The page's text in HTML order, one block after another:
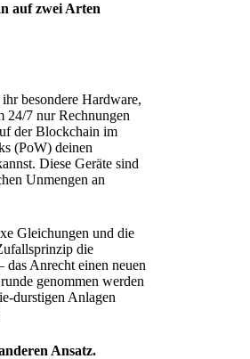
auf zwei Arten
besondere Hardware,
24/7 nur Rechnungen
der Blockchain im
(PoW) deinen
Diese Geräte sind
Unmengen an
Gleichungen und die
die
das Anrecht einen neuen
genommen werden
durstigen Anlagen
Ansatz.